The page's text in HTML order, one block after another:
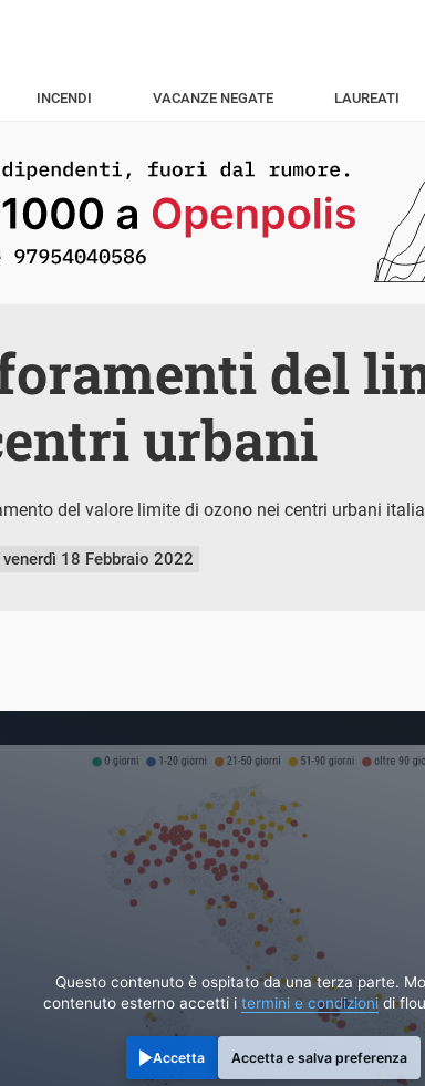
INCENDI VACANZE NEGATE LAUREATI
del
urbani
del valore limite di ozono nei centri urbani
venerdì 18 Febbraio 2022
Questo contenuto è ospitato da una terza parte.
contenuto esterno accetti i termini e condizionidi
Accetta Accetta e salva preferenza